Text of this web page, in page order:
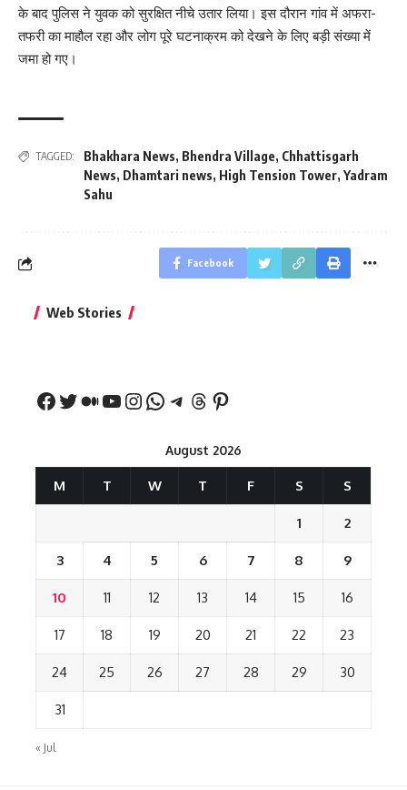
के बाद पुलिस ने युवक को सुरक्षित नीचे उतार लिया। इस दौरान गांव में अफरा-
तफरी का माहौल रहा और लोग पूरे घटनाक्रम को देखने के लिए बड़ी संख्या में
जमा हो गए।
TAGGED: Bhakhara News, Bhendra Village, Chhattisgarh
News, Dhamtari news, High Tension Tower, Yadram
Sahu
Facebook
Web Stories
नीतीश कुमार का पहला
August 2026
M T W T F S S
1 2
3 4 5 6 7 8 9
10 11 12 13 14 15 16
17 18 19 20 21 22 23
24 25 26 27 28 29 30
31
« Jul